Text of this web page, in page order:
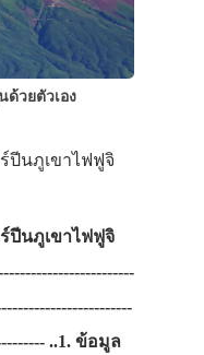
ด้วยตัวเอง
ปีนภูเขาไฟฟูจิ
ปีนภูเขาไฟฟูจิ
..1. ข้อมูล